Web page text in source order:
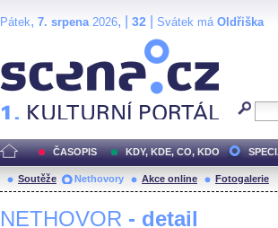
Pátek, 7. srpena2026, | 32 Svátek má Oldřiška
ČASOPIS KDY, KDE, CO, KDO
Soutěže Nethovory Akce online Fotogalerie
NETHOVOR - detail